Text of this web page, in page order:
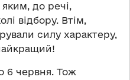
яким, до речі,
відбору. Втім,
силу характеру,
6 червня. Тож